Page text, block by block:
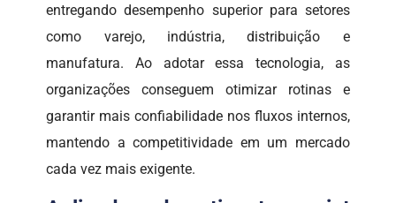
entregando desempenho superior para setores
como varejo, indústria, distribuição e
manufatura. Ao adotar essa tecnologia, as
organizações conseguem otimizar rotinas e
garantir mais confiabilidade nos fluxos internos,
mantendo a competitividade em um mercado
cada vez mais exigente.